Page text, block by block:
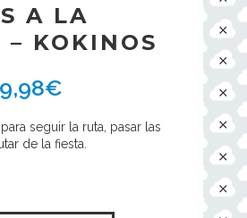
A LA
– KOKINOS
9,98€
seguir la ruta, pasar las
de la fiesta.